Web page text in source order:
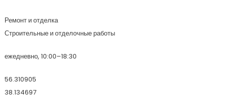
Ремонт и отделка
Строительные и отделочные работы
ежедневно, 10:00–18:30
56.310905
38.134697